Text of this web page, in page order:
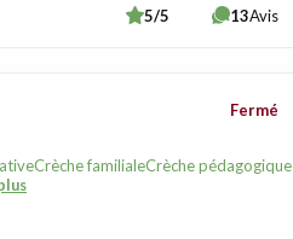
5/5 13Avis
Crèche familialeCrèche pédagogique
Fermé